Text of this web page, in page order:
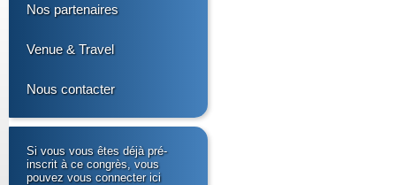
Nos partenaires
Venue & Travel
Nous contacter
Si vous vous êtes déjà pré-
inscrit à ce congrès, vous
pouvez vous connecter ici